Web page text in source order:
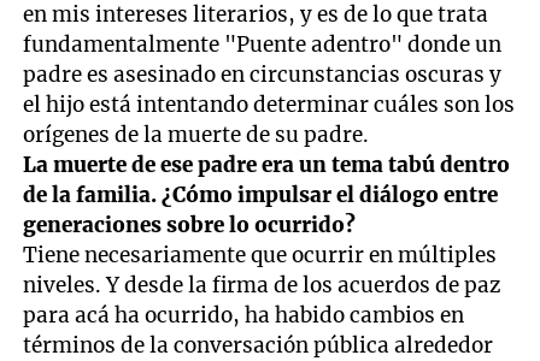
en mis intereses literarios, y es de lo que trata
fundamentalmente "Puente adentro" donde un
padre es asesinado en circunstancias oscuras y
el hijo está intentando determinar cuáles son los
orígenes de la muerte de su padre.
La muerte de ese padre era un tema tabú dentro
de la familia. ¿Cómo impulsar el diálogo entre
generaciones sobre lo ocurrido?
Tiene necesariamente que ocurrir en múltiples
niveles. Y desde la firma de los acuerdos de paz
para acá ha ocurrido, ha habido cambios en
términos de la conversación pública alrededor